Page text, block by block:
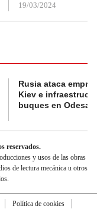
19/03/2024
Rusia ataca
Kiev e
buques en Odesa
reservados.
y usos de las obras
de lectura mecánica u otros
Política de cookies